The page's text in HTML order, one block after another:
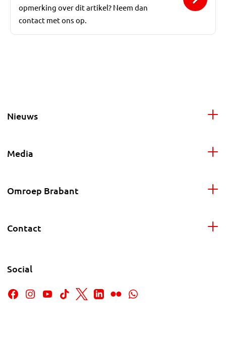
opmerking over dit artikel? Neem dan
contact met ons op.
Nieuws
Media
Omroep Brabant
Contact
Social